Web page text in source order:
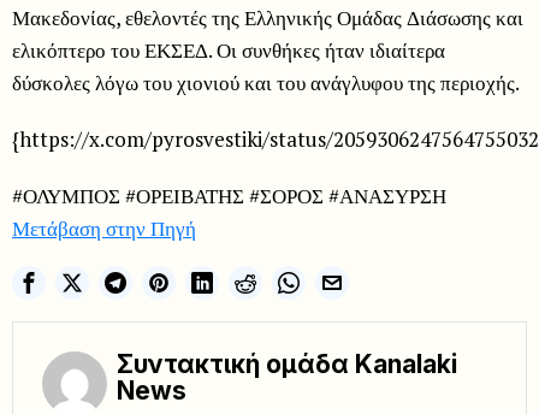
Μακεδονίας, εθελοντές της Ελληνικής Ομάδας Διάσωσης και
ελικόπτερο του ΕΚΣΕΔ. Οι συνθήκες ήταν ιδιαίτερα
δύσκολες λόγω του χιονιού και του ανάγλυφου της περιοχής.
{https://x.com/pyrosvestiki/status/
#ΟΛΥΜΠΟΣ #ΟΡΕΙΒΑΤΗΣ #ΣΟΡΟΣ #ΑΝΑΣΥΡΣΗ
Μετάβαση στην Πηγή
Συντακτική ομάδα Kanalaki
News